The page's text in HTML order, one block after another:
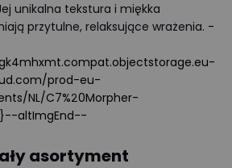
unikalna tekstura i miękka
przytulne, relaksujące wrażenia. -
prod-eu-
NL/C7%20Morpher-
altImgEnd--
asortyment